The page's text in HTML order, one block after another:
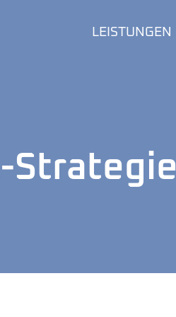
LEISTUNGEN
Strategie